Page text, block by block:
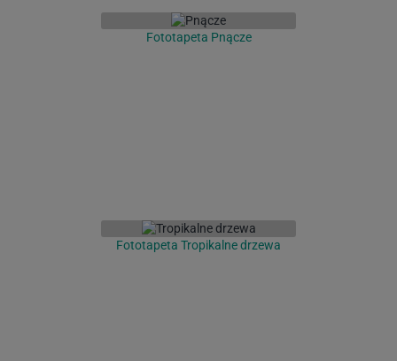
Fototapeta Pnącze
Fototapeta Tropikalne drzewa